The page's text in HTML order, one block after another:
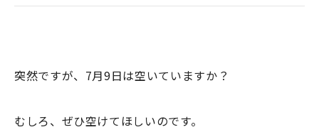
突然ですが、7月9日は空いていますか？
むしろ、ぜひ空けてほしいのです。